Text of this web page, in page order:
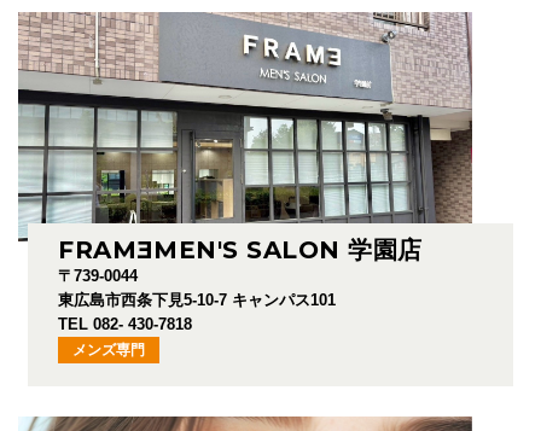
FRAMEMEN'S SALON 学園店
〒739-0044
東広島市西条下見5-10-7 キャンパス101
TEL 082- 430-7818
メンズ専門